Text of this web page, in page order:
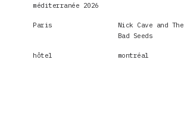
méditerranée 2026
Paris
Nick Cave and The
Bad Seeds
hôtel montréal